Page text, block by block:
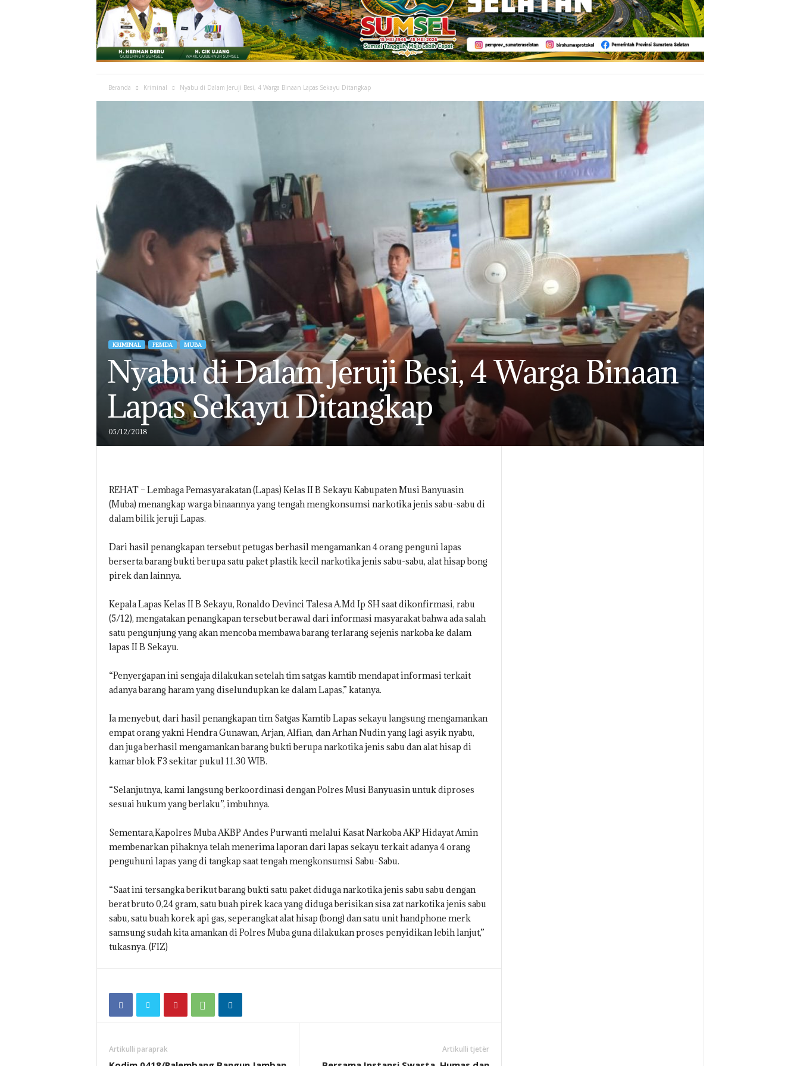
Beranda Kriminal Nyabu di Dalam Jeruji Besi, 4 Warga Binaan Lapas Sekayu Ditangkap
KRIMINAL PEMDA MUBA
Nyabu di Dalam Jeruji Besi, 4 Warga Binaan
Lapas Sekayu Ditangkap
05/12/2018
REHAT – Lembaga Pemasyarakatan (Lapas) Kelas II B Sekayu Kabupaten Musi Banyuasin
(Muba) menangkap warga binaannya yang tengah mengkonsumsi narkotika jenis sabu-sabu di
dalam bilik jeruji Lapas.
Dari hasil penangkapan tersebut petugas berhasil mengamankan 4 orang penguni lapas
berserta barang bukti berupa satu paket plastik kecil narkotika jenis sabu-sabu, alat hisap bong
pirek dan lainnya.
Kepala Lapas Kelas II B Sekayu, Ronaldo Devinci Talesa A.Md Ip SH saat dikonfirmasi, rabu
(5/12), mengatakan penangkapan tersebut berawal dari informasi masyarakat bahwa ada salah
satu pengunjung yang akan mencoba membawa barang terlarang sejenis narkoba ke dalam
lapas II B Sekayu.
“Penyergapan ini sengaja dilakukan setelah tim satgas kamtib mendapat informasi terkait
adanya barang haram yang diselundupkan ke dalam Lapas,” katanya.
Ia menyebut, dari hasil penangkapan tim Satgas Kamtib Lapas sekayu langsung mengamankan
empat orang yakni Hendra Gunawan, Arjan, Alfian, dan Arhan Nudin yang lagi asyik nyabu,
dan juga berhasil mengamankan barang bukti berupa narkotika jenis sabu dan alat hisap di
kamar blok F3 sekitar pukul 11.30 WIB.
“Selanjutnya, kami langsung berkoordinasi dengan Polres Musi Banyuasin untuk diproses
sesuai hukum yang berlaku”, imbuhnya.
Sementara,Kapolres Muba AKBP Andes Purwanti melalui Kasat Narkoba AKP Hidayat Amin
membenarkan pihaknya telah menerima laporan dari lapas sekayu terkait adanya 4 orang
penguhuni lapas yang di tangkap saat tengah mengkonsumsi Sabu-Sabu.
“Saat ini tersangka berikut barang bukti satu paket diduga narkotika jenis sabu sabu dengan
berat bruto 0,24 gram, satu buah pirek kaca yang diduga berisikan sisa zat narkotika jenis sabu
sabu, satu buah korek api gas, seperangkat alat hisap (bong) dan satu unit handphone merk
samsung sudah kita amankan di Polres Muba guna dilakukan proses penyidikan lebih lanjut,”
tukasnya. (FIZ)
Artikulli paraprak Artikulli tjetër